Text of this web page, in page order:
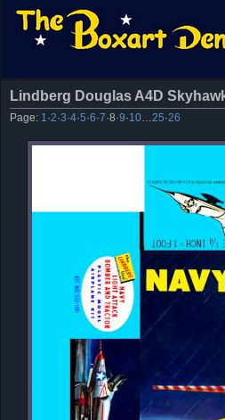
Lindberg Douglas A4D
Page: 1 ·2·3·4·5·6·7·8·9·10 25·26